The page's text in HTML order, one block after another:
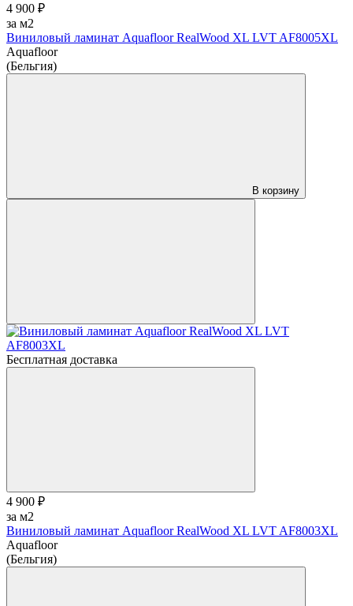
4 900 ₽
за м2
Виниловый ламинат Aquafloor RealWood XL LVT AF8005XL
Aquafloor
(Бельгия)
В корзину
Бесплатная доставка
4 900 ₽
за м2
Виниловый ламинат Aquafloor RealWood XL LVT AF8003XL
Aquafloor
(Бельгия)